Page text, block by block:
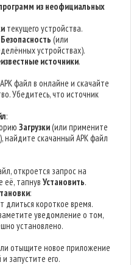
из неофициальных
текущего устройства.
Безопасность (или
устройствах).
источники.
файл в онлайне и скачайте
Убедитесь, что источник
:
Загрузки(или примените
скачанный APK файл
откроется запрос на
её, тапнувУстановить.
:
длиться короткое время.
уведомление о том,
установлено.
отыщите новое приложение
запустите его.